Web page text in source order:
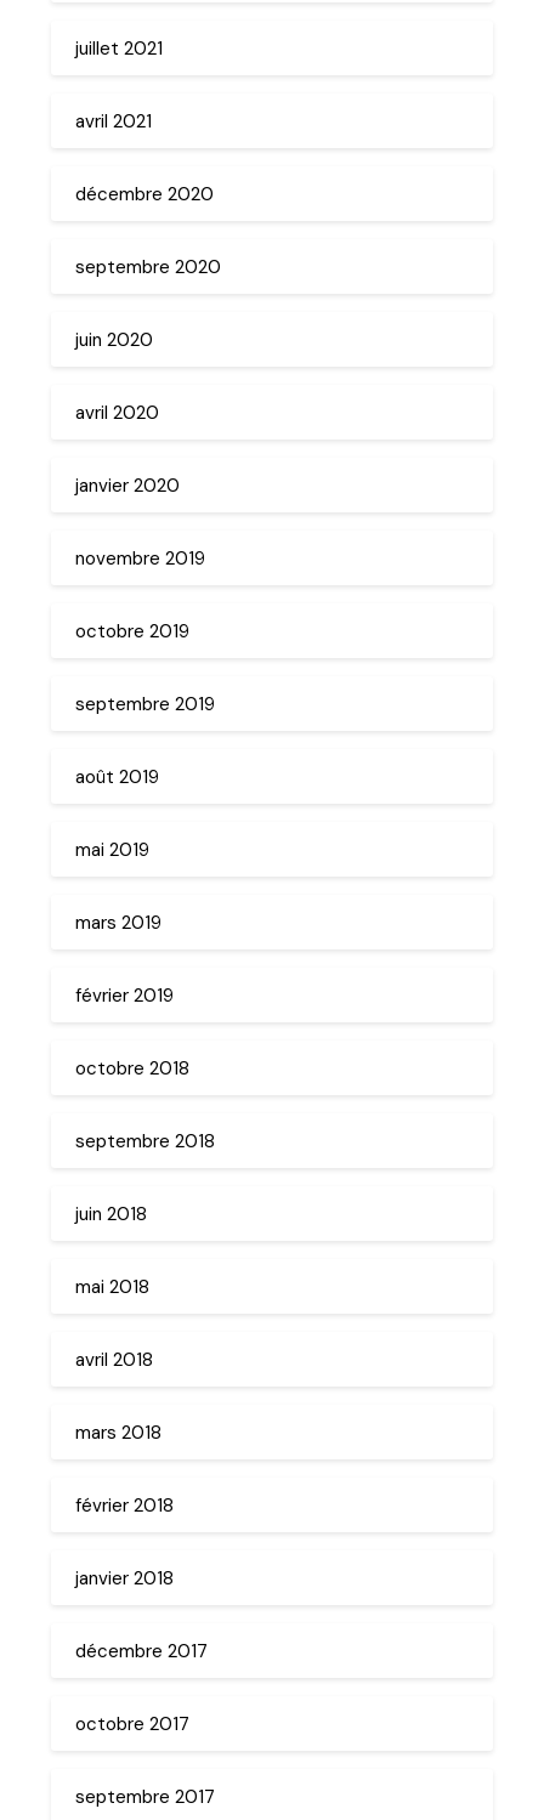
juillet 2021
avril 2021
décembre 2020
septembre 2020
juin 2020
avril 2020
janvier 2020
novembre 2019
octobre 2019
septembre 2019
août 2019
mai 2019
mars 2019
février 2019
octobre 2018
septembre 2018
juin 2018
mai 2018
avril 2018
mars 2018
février 2018
janvier 2018
décembre 2017
octobre 2017
septembre 2017